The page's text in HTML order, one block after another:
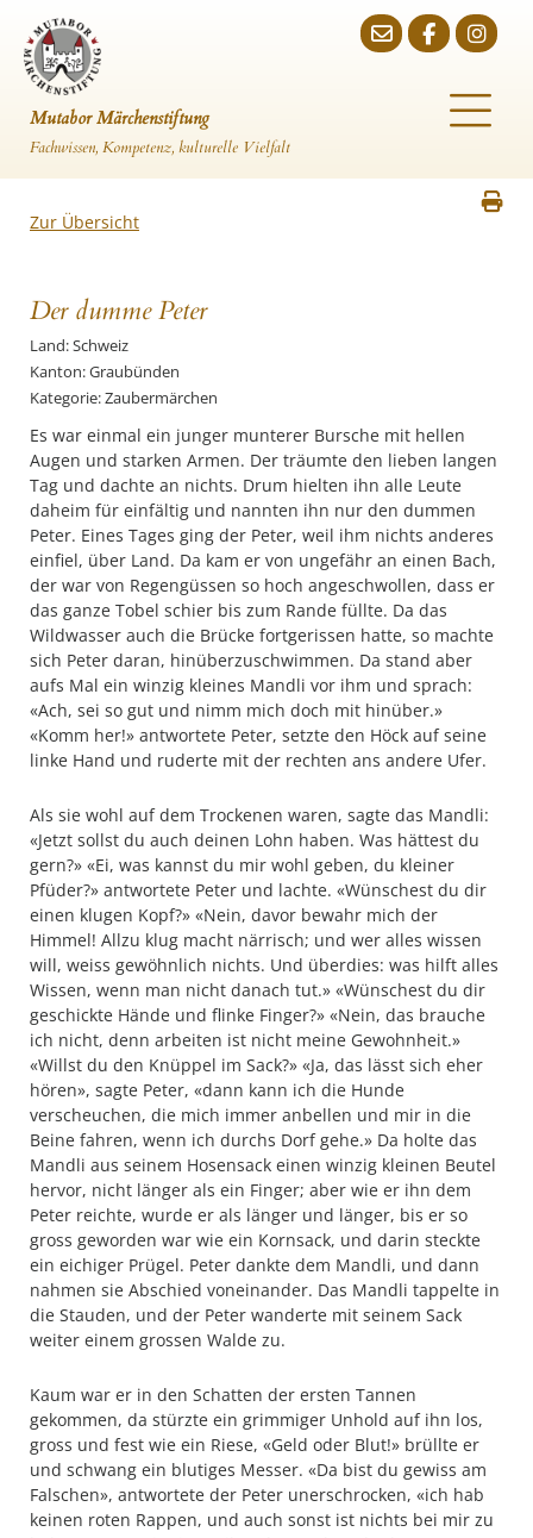
Mutabor Märchenstiftung
Fachwissen, Kompetenz, kulturelle Vielfalt
Zur Übersicht
Der dumme Peter
Land: Schweiz
Kanton: Graubünden
Kategorie: Zaubermärchen
Es war einmal ein junger munterer Bursche mit hellen
Augen und starken Armen. Der träumte den lieben langen
Tag und dachte an nichts. Drum hielten ihn alle Leute
daheim für einfältig und nannten ihn nur den dummen
Peter. Eines Tages ging der Peter, weil ihm nichts anderes
einfiel, über Land. Da kam er von ungefähr an einen Bach,
der war von Regengüssen so hoch angeschwollen, dass er
das ganze Tobel schier bis zum Rande füllte. Da das
Wildwasser auch die Brücke fortgerissen hatte, so machte
sich Peter daran, hinüberzuschwimmen. Da stand aber
aufs Mal ein winzig kleines Mandli vor ihm und sprach:
«Ach, sei so gut und nimm mich doch mit hinüber.»
«Komm her!» antwortete Peter, setzte den Höck auf seine
linke Hand und ruderte mit der rechten ans andere Ufer.
Als sie wohl auf dem Trockenen waren, sagte das Mandli:
«Jetzt sollst du auch deinen Lohn haben. Was hättest du
gern?» «Ei, was kannst du mir wohl geben, du kleiner
Pfüder?» antwortete Peter und lachte. «Wünschest du dir
einen klugen Kopf?» «Nein, davor bewahr mich der
Himmel! Allzu klug macht närrisch; und wer alles wissen
will, weiss gewöhnlich nichts. Und überdies: was hilft alles
Wissen, wenn man nicht danach tut.» «Wünschest du dir
geschickte Hände und flinke Finger?» «Nein, das brauche
ich nicht, denn arbeiten ist nicht meine Gewohnheit.»
«Willst du den Knüppel im Sack?» «Ja, das lässt sich eher
hören», sagte Peter, «dann kann ich die Hunde
verscheuchen, die mich immer anbellen und mir in die
Beine fahren, wenn ich durchs Dorf gehe.» Da holte das
Mandli aus seinem Hosensack einen winzig kleinen Beutel
hervor, nicht länger als ein Finger; aber wie er ihn dem
Peter reichte, wurde er als länger und länger, bis er so
gross geworden war wie ein Kornsack, und darin steckte
ein eichiger Prügel. Peter dankte dem Mandli, und dann
nahmen sie Abschied voneinander. Das Mandli tappelte in
die Stauden, und der Peter wanderte mit seinem Sack
weiter einem grossen Walde zu.
Kaum war er in den Schatten der ersten Tannen
gekommen, da stürzte ein grimmiger Unhold auf ihn los,
gross und fest wie ein Riese, «Geld oder Blut!» brüllte er
und schwang ein blutiges Messer. «Da bist du gewiss am
Falschen», antwortete der Peter unerschrocken, «ich hab
keinen roten Rappen, und auch sonst ist nichts bei mir zu